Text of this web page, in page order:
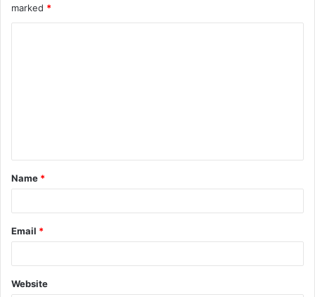
marked *
Name *
Email *
Website